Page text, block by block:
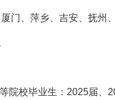
、萍乡、吉安、抚州、
校毕业生：2025届、